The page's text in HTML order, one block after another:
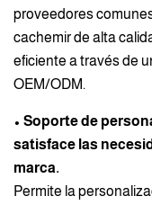
proveedores
cachemir de alta
eficiente a través de
OEM/ODM.
• Soporte de
satisface las
marca.
Permite la